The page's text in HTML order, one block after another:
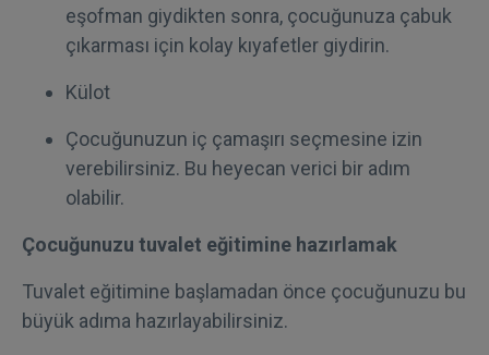
eşofman giydikten sonra, çocuğunuza çabuk
çıkarması için kolay kıyafetler giydirin.
Külot
Çocuğunuzun iç çamaşırı seçmesine izin
verebilirsiniz. Bu heyecan verici bir adım
olabilir.
Çocuğunuzu tuvalet eğitimine hazırlamak
Tuvalet eğitimine başlamadan önce çocuğunuzu bu
büyük adıma hazırlayabilirsiniz.